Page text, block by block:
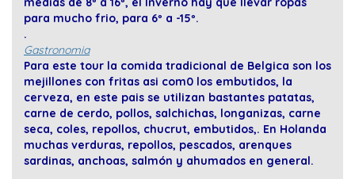
para mucho frio, para 6º a -15º.
.
Gastronomia
Para este tour la comida tradicional de Belgica son los
mejillones con fritas asi com0 los embutidos, la
cerveza, en este pais se utilizan bastantes patatas,
carne de cerdo, pollos, salchichas, longanizas, carne
seca, coles, repollos, chucrut, embutidos,. En Holanda
muchas verduras, repollos, pescados, arenques
sardinas, anchoas, salmón y ahumados en general.